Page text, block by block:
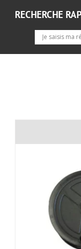
RECHERCHE